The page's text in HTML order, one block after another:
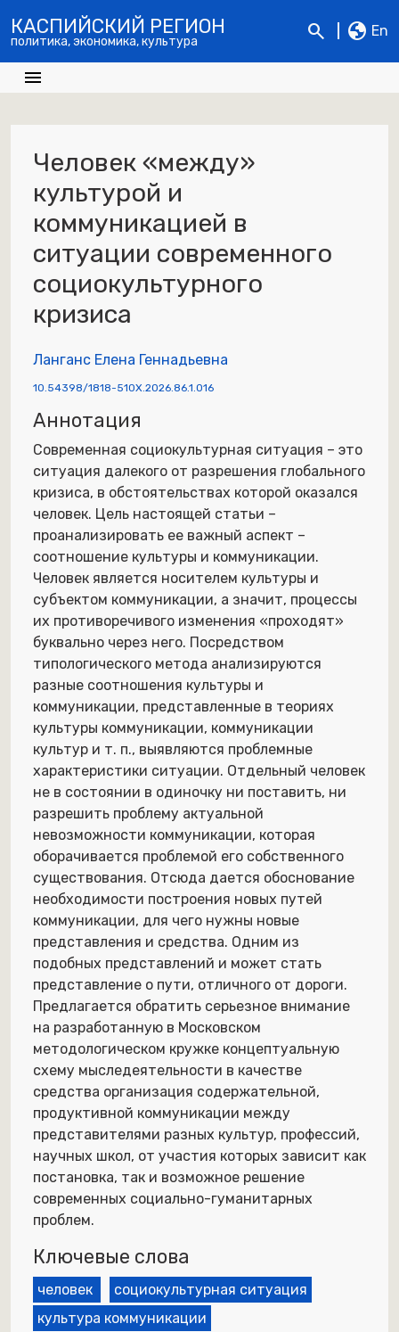
КАСПИЙСКИЙ РЕГИОН
политика, экономика, культура search globe En
menu
Человек «между»
культурой и
коммуникацией в
ситуации современного
социокультурного
кризиса
Ланганс Елена Геннадьевна
10.54398/1818-510X.2026.86.1.016
Аннотация
Современная социокультурная ситуация – это
ситуация далекого от разрешения глобального
кризиса, в обстоятельствах которой оказался
человек. Цель настоящей статьи –
проанализировать ее важный аспект –
соотношение культуры и коммуникации.
Человек является носителем культуры и
субъектом коммуникации, а значит, процессы
их противоречивого изменения «проходят»
буквально через него. Посредством
типологического метода анализируются
разные соотношения культуры и
коммуникации, представленные в теориях
культуры коммуникации, коммуникации
культур и т. п., выявляются проблемные
характеристики ситуации. Отдельный человек
не в состоянии в одиночку ни поставить, ни
разрешить проблему актуальной
невозможности коммуникации, которая
оборачивается проблемой его собственного
существования. Отсюда дается обоснование
необходимости построения новых путей
коммуникации, для чего нужны новые
представления и средства. Одним из
подобных представлений и может стать
представление о пути, отличного от дороги.
Предлагается обратить серьезное внимание
на разработанную в Московском
методологическом кружке концептуальную
схему мыследеятельности в качестве
средства организация содержательной,
продуктивной коммуникации между
представителями разных культур, профессий,
научных школ, от участия которых зависит как
постановка, так и возможное решение
современных социально-гуманитарных
проблем.
Ключевые слова
человек
социокультурная ситуация
культура коммуникации